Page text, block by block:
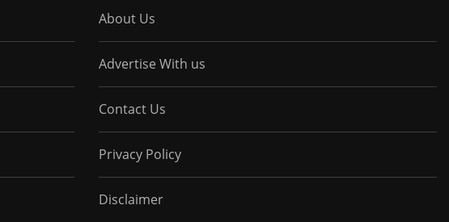
About Us
Advertise With us
Contact Us
Privacy Policy
Disclaimer